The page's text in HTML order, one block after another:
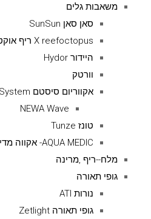
משאבות גלים
סאן סאן SunSun
X reefoctopus ריף אוקטופוס
היידור Hydor
וורטק
אקווריום סיסטם Aquarium System
NEWA Wave
טונז Tunze
AQUA MEDIC- אקווה מדיק
מלח--ריף ,מרינה
גופי תאורה
נורות ATI
גופי תאורה Zetlight